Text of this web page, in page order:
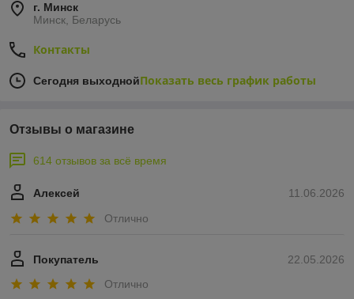
г. Минск
Минск, Беларусь
Контакты
Сегодня выходнойПоказать весь график работы
Отзывы о магазине
614 отзывов за всё время
11.06.2026
Алексей
Отлично
22.05.2026
Покупатель
Отлично